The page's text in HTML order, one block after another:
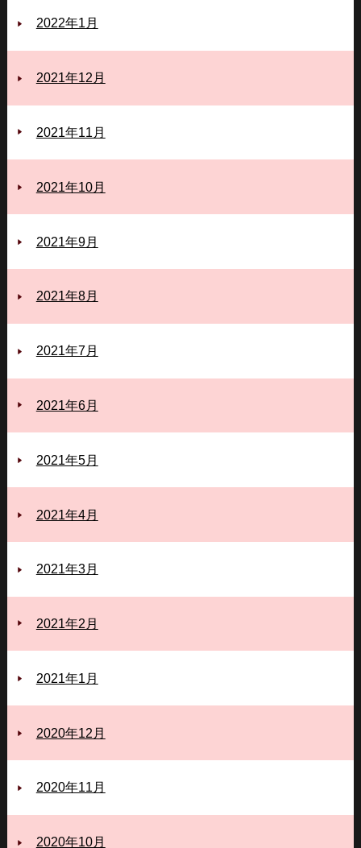
2022年1月
2021年12月
2021年11月
2021年10月
2021年9月
2021年8月
2021年7月
2021年6月
2021年5月
2021年4月
2021年3月
2021年2月
2021年1月
2020年12月
2020年11月
2020年10月